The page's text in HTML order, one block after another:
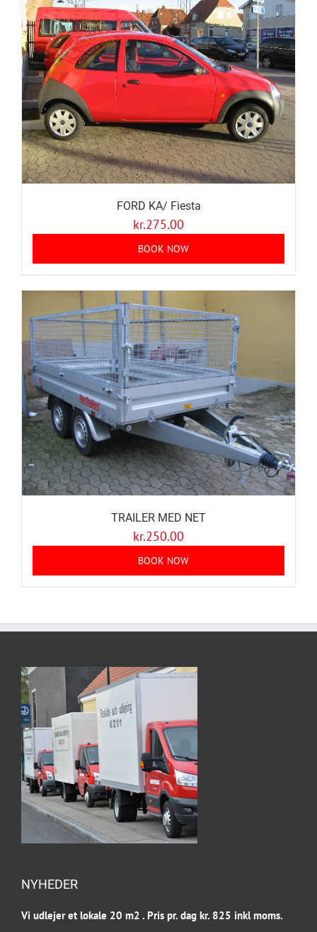
FORD KA/ Fiesta
kr.275.00
BOOK NOW
TRAILER MED NET
kr.250.00
BOOK NOW
NYHEDER
Vi udlejer et lokale 20 m2 . Pris pr. dag kr. 825 inkl moms.